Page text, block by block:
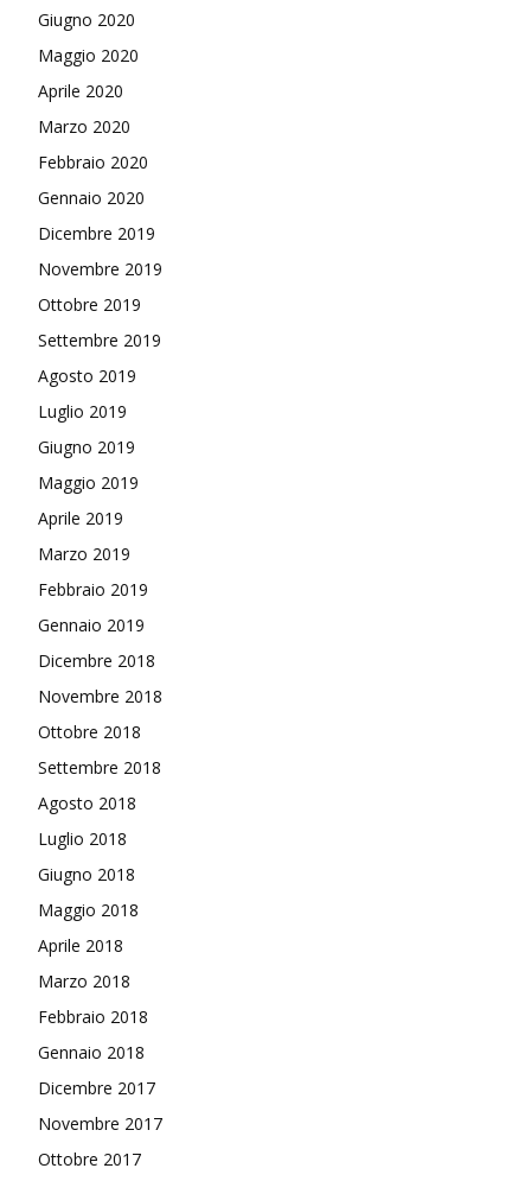
Giugno 2020
Maggio 2020
Aprile 2020
Marzo 2020
Febbraio 2020
Gennaio 2020
Dicembre 2019
Novembre 2019
Ottobre 2019
Settembre 2019
Agosto 2019
Luglio 2019
Giugno 2019
Maggio 2019
Aprile 2019
Marzo 2019
Febbraio 2019
Gennaio 2019
Dicembre 2018
Novembre 2018
Ottobre 2018
Settembre 2018
Agosto 2018
Luglio 2018
Giugno 2018
Maggio 2018
Aprile 2018
Marzo 2018
Febbraio 2018
Gennaio 2018
Dicembre 2017
Novembre 2017
Ottobre 2017